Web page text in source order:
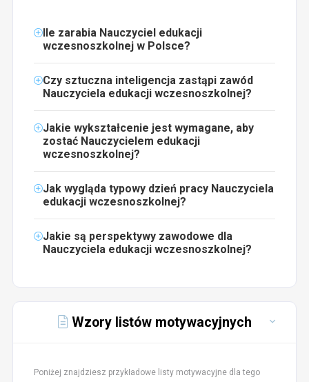
Ile zarabia Nauczyciel edukacji
wczesnoszkolnej w Polsce?
Czy sztuczna inteligencja zastąpi zawód
Nauczyciela edukacji wczesnoszkolnej?
Jakie wykształcenie jest wymagane, aby
zostać Nauczycielem edukacji
wczesnoszkolnej?
Jak wygląda typowy dzień pracy Nauczyciela
edukacji wczesnoszkolnej?
Jakie są perspektywy zawodowe dla
Nauczyciela edukacji wczesnoszkolnej?
Wzory listów motywacyjnych
Poniżej znajdziesz przykładowe listy motywacyjne dla tego